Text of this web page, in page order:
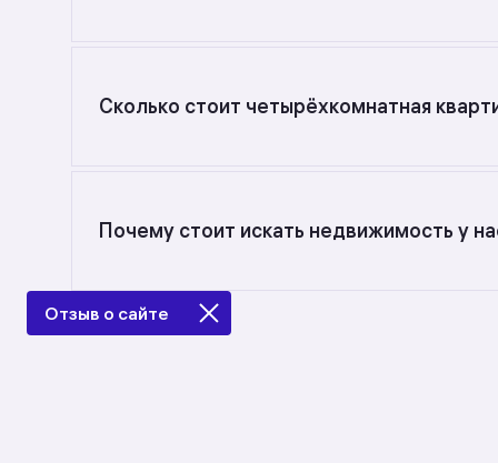
Сколько стоит четырёхкомнатная
Почему стоит искать недвижимость у
ипотеке в Смоленской области: в разделе
Отзыв о сайте